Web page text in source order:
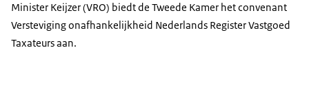
Minister Keijzer (VRO) biedt de Tweede Kamer het convenant
Versteviging onafhankelijkheid Nederlands Register Vastgoed
Taxateurs aan.